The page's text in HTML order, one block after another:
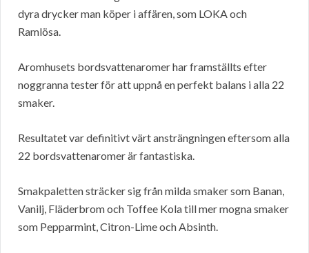
dyra drycker man köper i affären, som LOKA och
Ramlösa.
Aromhusets bordsvattenaromer har framställts efter
noggranna tester för att uppnå en perfekt balans i alla 22
smaker.
Resultatet var definitivt värt ansträngningen eftersom alla
22 bordsvattenaromer är fantastiska.
Smakpaletten sträcker sig från milda smaker som Banan,
Vanilj, Fläderbrom och Toffee Kola till mer mogna smaker
som Pepparmint, Citron-Lime och Absinth.